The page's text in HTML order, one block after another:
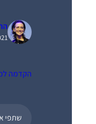
הקדמה
שתפי